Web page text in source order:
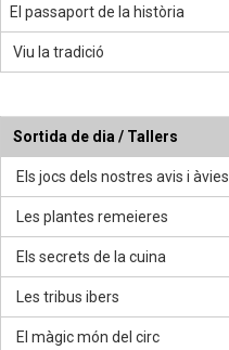
El passaport de la història
Viu la tradició
Sortida de dia / Tallers
Els jocs dels nostres avis i àvies
Les plantes remeieres
Els secrets de la cuina
Les tribus ibers
El màgic món del circ